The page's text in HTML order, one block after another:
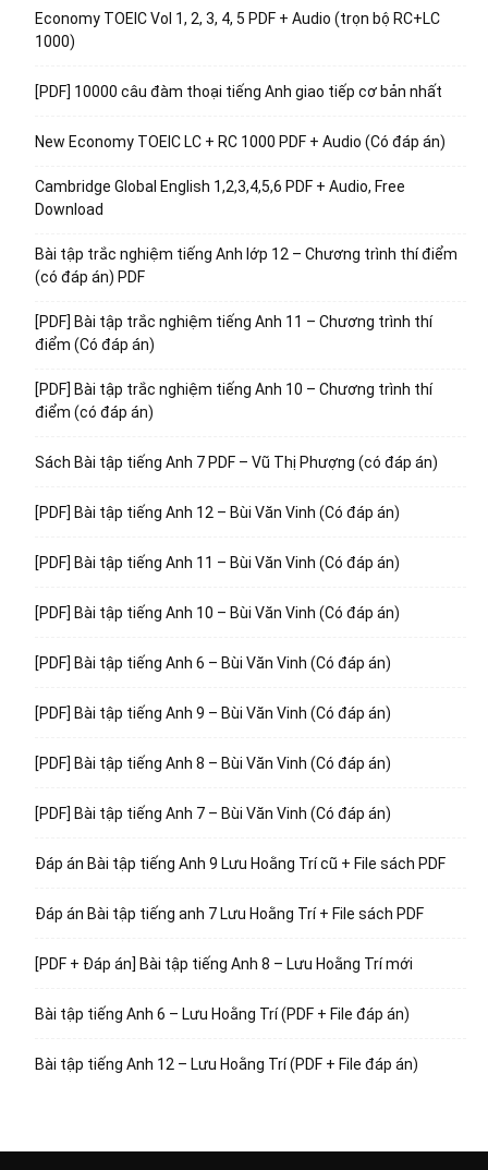
Economy TOEIC Vol 1, 2, 3, 4, 5 PDF + Audio (trọn bộ RC+LC
1000)
[PDF] 10000 câu đàm thoại tiếng Anh giao tiếp cơ bản nhất
New Economy TOEIC LC + RC 1000 PDF + Audio (Có đáp án)
Cambridge Global English 1,2,3,4,5,6 PDF + Audio, Free
Download
Bài tập trắc nghiệm tiếng Anh lớp 12 – Chương trình thí điểm
(có đáp án) PDF
[PDF] Bài tập trắc nghiệm tiếng Anh 11 – Chương trình thí
điểm (Có đáp án)
[PDF] Bài tập trắc nghiệm tiếng Anh 10 – Chương trình thí
điểm (có đáp án)
Sách Bài tập tiếng Anh 7 PDF – Vũ Thị Phượng (có đáp án)
[PDF] Bài tập tiếng Anh 12 – Bùi Văn Vinh (Có đáp án)
[PDF] Bài tập tiếng Anh 11 – Bùi Văn Vinh (Có đáp án)
[PDF] Bài tập tiếng Anh 10 – Bùi Văn Vinh (Có đáp án)
[PDF] Bài tập tiếng Anh 6 – Bùi Văn Vinh (Có đáp án)
[PDF] Bài tập tiếng Anh 9 – Bùi Văn Vinh (Có đáp án)
[PDF] Bài tập tiếng Anh 8 – Bùi Văn Vinh (Có đáp án)
[PDF] Bài tập tiếng Anh 7 – Bùi Văn Vinh (Có đáp án)
Đáp án Bài tập tiếng Anh 9 Lưu Hoằng Trí cũ + File sách PDF
Đáp án Bài tập tiếng anh 7 Lưu Hoằng Trí + File sách PDF
[PDF + Đáp án] Bài tập tiếng Anh 8 – Lưu Hoằng Trí mới
Bài tập tiếng Anh 6 – Lưu Hoằng Trí (PDF + File đáp án)
Bài tập tiếng Anh 12 – Lưu Hoằng Trí (PDF + File đáp án)